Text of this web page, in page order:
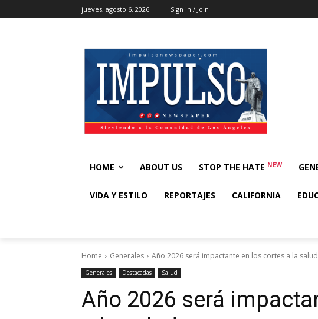
jueves, agosto 6, 2026 Sign in / Join
HOME ABOUT US STOP THE HATE NEW
VIDA Y ESTILO REPORTAJES CALIFORNIA
Home Generales Año 2026 será impactante en los cortes a la salud
Generales Destacadas Salud
Año 2026 será